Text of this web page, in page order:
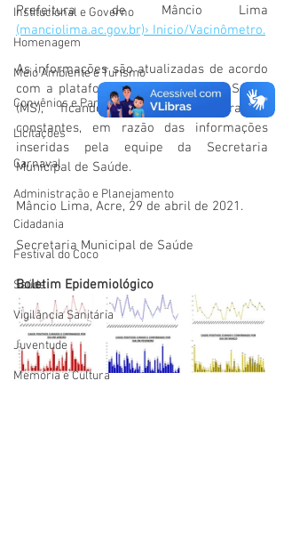
Institucional e Governo
Homenagem
Meio Ambiente e Turismo
Convênios e Parcerias
Licitações
Carnaval
Administração e Planejamento
Cidadania
Festival do Coco
Saúde
Vigilãncia Sanitária
Juventude
Memória e Cultura
(manciolima.ac.gov.br)› Inicio/Vacinômetro.
As informações são atualizadas de acordo
com a plataforma do Ministério da Saúde
(MS), ficando sujeitas a alterações
constantes, em razão das informações
inseridas pela equipe da Secretaria
Municipal de Saúde.
Mâncio Lima, Acre, 29 de abril de 2021.
Secretaria Municipal de Saúde
Boletim Epidemiológico